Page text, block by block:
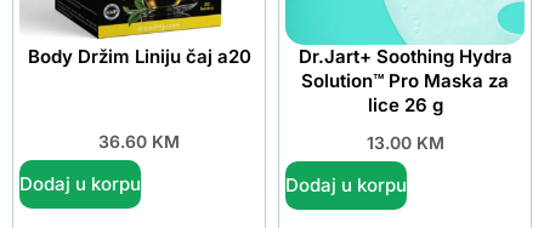
Body Držim Liniju čaj a20
36.60 KM
Dodaj u korpu
Dr.Jart+ Soothing Hydra
Solution™ Pro Maska za
lice 26 g
13.00 KM
Dodaj u korpu